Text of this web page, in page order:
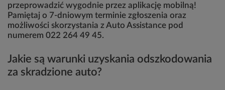
przeprowadzić wygodnie przez aplikację mobilną!
Pamiętaj o 7-dniowym terminie zgłoszenia oraz
możliwości skorzystania z Auto Assistance pod
numerem 022 264 49 45.
Jakie są warunki uzyskania odszkodowania
za skradzione auto?